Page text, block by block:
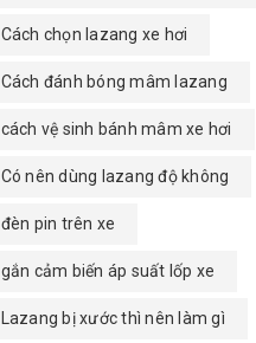
Cách chọn lazang xe hơi
Cách đánh bóng mâm lazang
cách vệ sinh bánh mâm xe hơi
Có nên dùng lazang độ không
đèn pin trên xe
gắn cảm biến áp suất lốp xe
Lazang bị xước thì nên làm gì